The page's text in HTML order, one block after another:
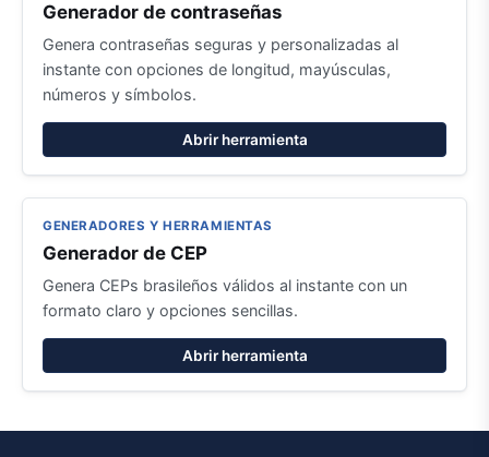
Generador de contraseñas
Genera contraseñas seguras y personalizadas al
instante con opciones de longitud, mayúsculas,
números y símbolos.
Abrir herramienta
GENERADORES Y HERRAMIENTAS
Generador de CEP
Genera CEPs brasileños válidos al instante con un
formato claro y opciones sencillas.
Abrir herramienta